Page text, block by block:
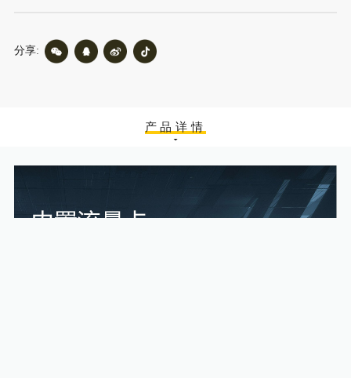
分享:
产品详情